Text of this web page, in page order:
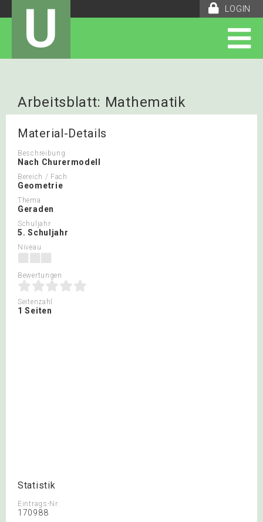
LOGIN
U
Arbeitsblatt: Mathematik
Lernlandkarte:
Material-Details
Beschreibung
Nach Churermodell
Bereich / Fach
Geometrie
Thema
Geraden
Schuljahr
5. Schuljahr
Niveau
Bewertungen
Seitenzahl
1 Seiten
Statistik
Eintrags-Nr.
170988